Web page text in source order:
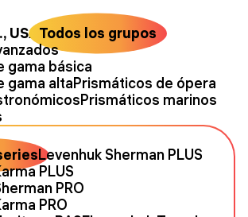
USA Todos los grupos
gama básica
gama altaPrismáticos de ópera
Prismáticos marinos
Levenhuk Sherman PLUS
PLUS
PRO
PRO